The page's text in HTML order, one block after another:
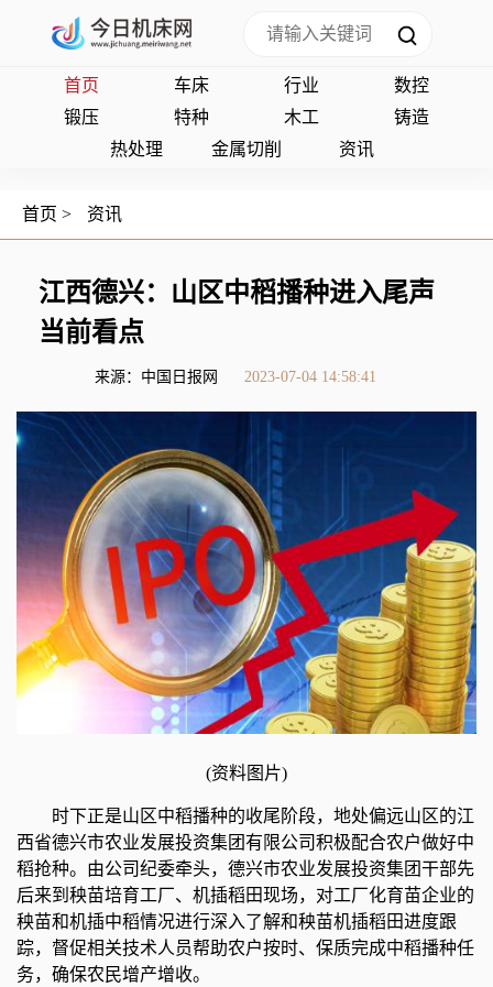
首页 车床 行业
数控
锻压
特种 木工
铸造
热处理
金属切削 资讯
首页 > 资讯
江西德兴：山区中稻播种进入尾声
当前看点
来源：中国日报网 2023-07-04 14:58:41
(资料图片)
时下正是山区中稻播种的收尾阶段，地处偏远山区的江
西省德兴市农业发展投资集团有限公司积极配合农户做好中
稻抢种。由公司纪委牵头，德兴市农业发展投资集团干部先
后来到秧苗培育工厂、机插稻田现场，对工厂化育苗企业的
秧苗和机插中稻情况进行深入了解和秧苗机插稻田进度跟
踪，督促相关技术人员帮助农户按时、保质完成中稻播种任
务，确保农民增产增收。